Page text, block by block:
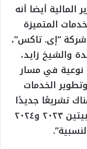
أيضا أنه
المتميزة
“إى. تاكس”،
والشيخ زايد،
نوعية في مسار
الخدمات
تشريعًا جديدًا
يسمح باستفادة الفترتين الضريبيتين ٢٠٢٣ و٢٠٢٤